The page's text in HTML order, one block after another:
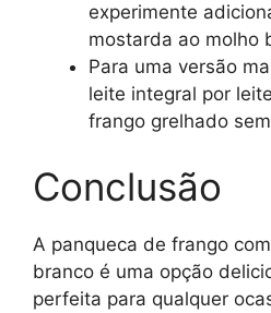
experimente
mostarda ao molho
Para uma versão
leite integral por
frango grelhado
Conclusão
A panqueca de frango
branco é uma opção
perfeita para qualquer